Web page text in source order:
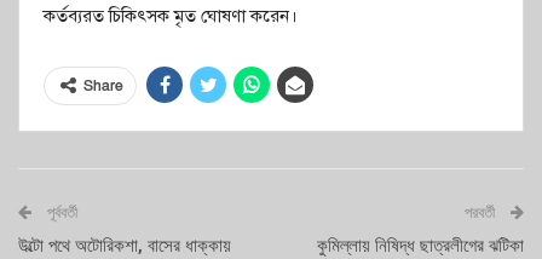
কর্তব্যরত চিকিৎসক মৃত ঘোষণা করেন।
Share
পূর্ববর্তী
উল্টো পথে অটোরিকশা, বাসের ধাক্কায়
পরবর্তী
কুমিল্লায় নিষিদ্ধ ছাত্রলীগের ঝটিকা